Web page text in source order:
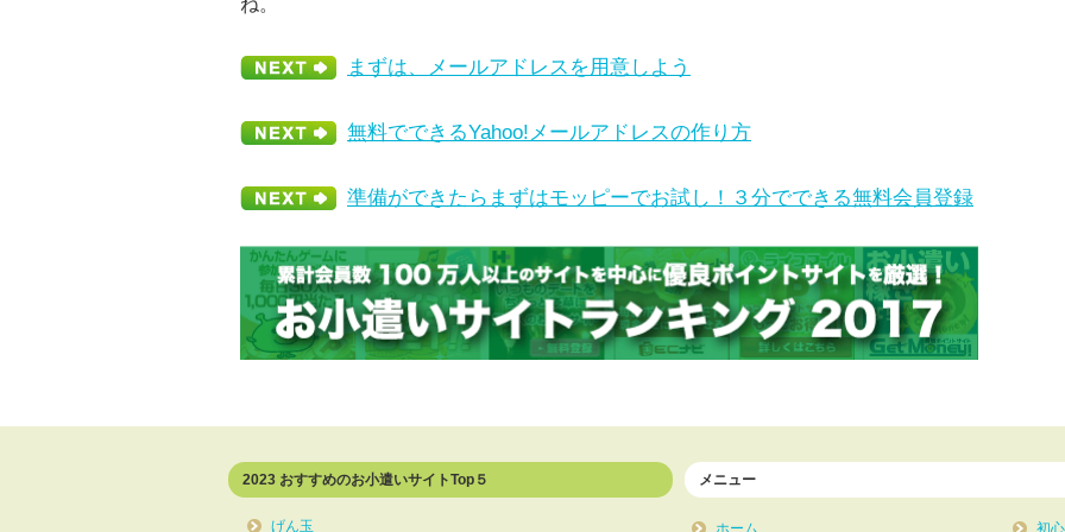
まずは、メールアドレスを用意しよう
無料でできるYahoo!メールアドレスの作り方
準備ができたらまずはモッピーでお試し！３分でできる無料会員登録
2023 おすすめのお小遣いサイトTop５
げん玉
メニュー